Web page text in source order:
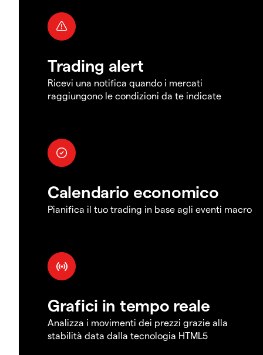
Trading alert
Ricevi una notifica quando i mercati
raggiungono le condizioni da te indicate
Calendario economico
Pianifica il tuo trading in base agli eventi macro
Grafici in tempo reale
Analizza i movimenti dei prezzi grazie alla
stabilità data dalla tecnologia HTML5